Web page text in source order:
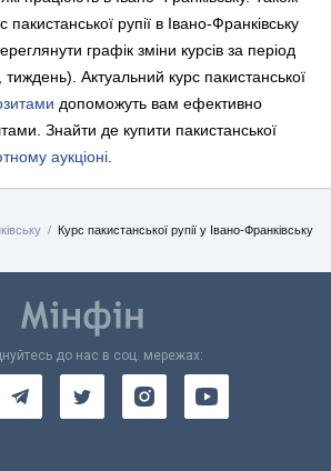
рупії в Івано-Франківську
графік зміни курсів за період
тиждень). Актуальний курс пакистанської
допоможуть вам ефективно
Знайти де купити пакистанської
аукціоні
Курс пакистанської рупії у Івано-Франківську
до нас в соц. мережах: